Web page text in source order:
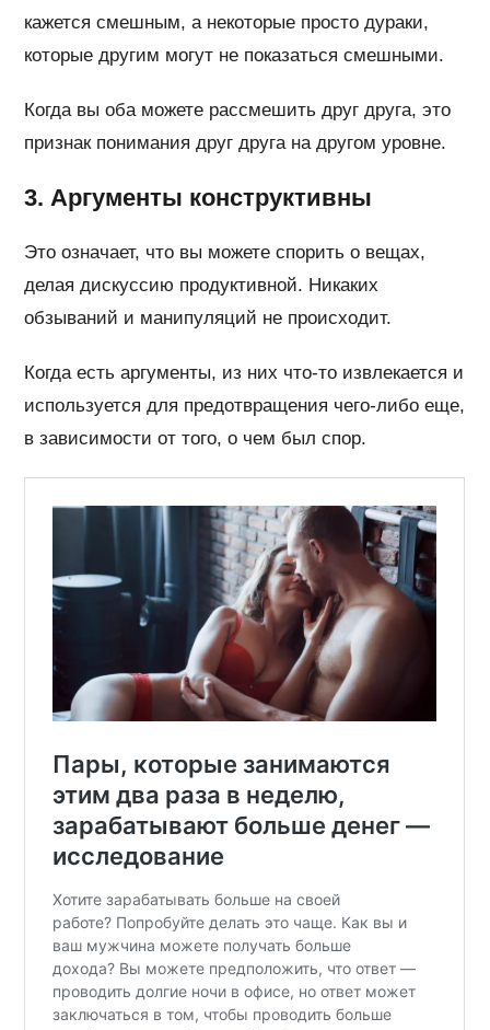
кажется смешным, а некоторые просто дураки,
которые другим могут не показаться смешными.
Когда вы оба можете рассмешить друг друга, это
признак понимания друг друга на другом уровне.
3. Аргументы конструктивны
Это означает, что вы можете спорить о вещах,
делая дискуссию продуктивной. Никаких
обзываний и манипуляций не происходит.
Когда есть аргументы, из них что-то извлекается и
используется для предотвращения чего-либо еще,
в зависимости от того, о чем был спор.